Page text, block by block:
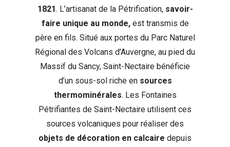
1821. L’artisanat de la Pétrification, savoir-
faire unique au monde,est transmis de
père en fils. Situé aux portes du Parc Naturel
Régional des Volcans d’Auvergne, au pied du
Massif du Sancy, Saint-Nectaire bénéficie
d’un sous-sol riche en sources
thermominérales. Les Fontaines
Pétrifiantes de Saint-Nectaire utilisent ces
sources volcaniques pour réaliser des
objets de décoration en calcaire depuis